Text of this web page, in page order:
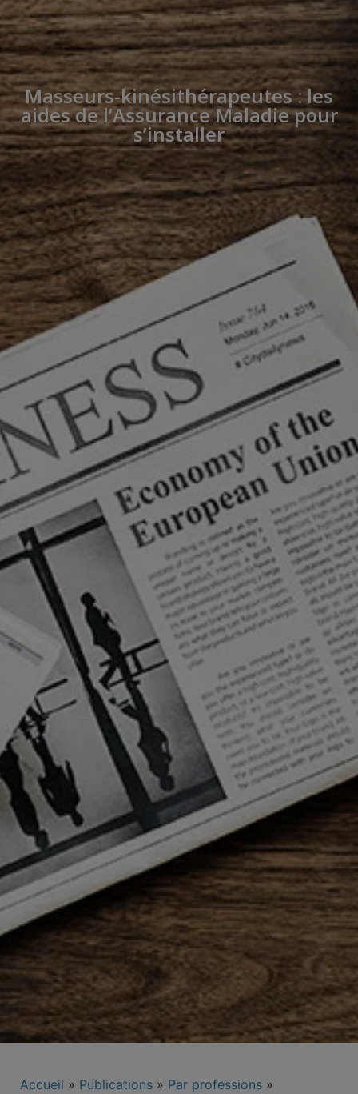
Masseurs-kinésithérapeutes : les
aides de l’Assurance Maladie pour
s’installer
Accueil » Publications » Par professions »